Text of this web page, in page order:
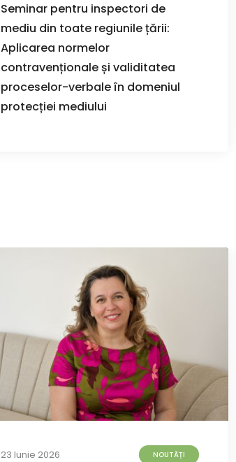
Seminar pentru inspectori de
mediu din toate regiunile țării:
Aplicarea normelor
contravenționale și validitatea
proceselor-verbale în domeniul
protecției mediului
23 Iunie 2026 NOUTĂȚI